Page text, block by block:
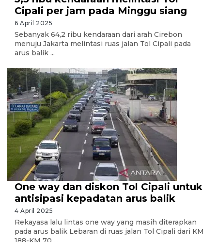
Cipali per jam pada Minggu siang
6 April 2025
Sebanyak 64,2 ribu kendaraan dari arah Cirebon
menuju Jakarta melintasi ruas jalan Tol Cipali pada
arus balik ...
One way dan diskon Tol Cipali untuk
antisipasi kepadatan arus balik
4 April 2025
Rekayasa lalu lintas one way yang masih diterapkan
pada arus balik Lebaran di ruas jalan Tol Cipali dari KM